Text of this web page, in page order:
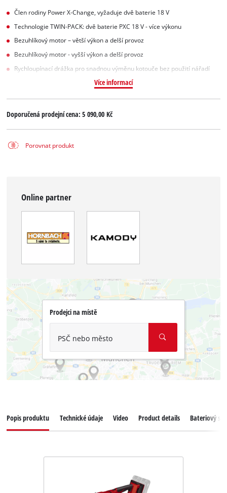
Člen rodiny Power X-Change, vyžaduje dvě baterie 18 V
Technologie TWIN-PACK: dvě baterie PXC 18 V - více výkonu
Bezuhlíkový motor – větší výkon a delší provoz
Bezuhlíkový motor - vyšší výkon a delší provoz
Rychloupínací drážka pro snadnou výměnu kotouče bez použití nářadí
Více informací
Doporučená prodejní cena:5 090,00 Kč
Porovnat produkt
Online partner
Prodejci na místě
PSČ nebo město
Popis produktu Technické údaje Video Product details Bateriový